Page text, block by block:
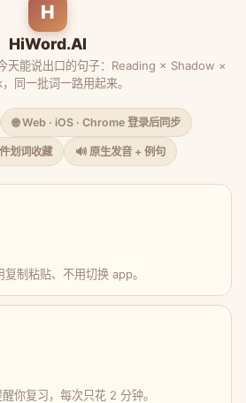
H
HiWord.AI
天能说出口的句子：Reading × Shadow ×
同一批词一路用起来。
🌐 Web · iOS · Chrome 登录后同步
划词收藏 🔊 原生发音 + 例句
制粘贴、不用切换 app。
你复习，每次只花 2 分钟。